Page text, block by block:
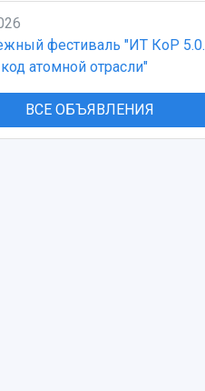
фестиваль "ИТ КоР 5.0.
атомной отрасли"
ВСЕ ОБЪЯВЛЕНИЯ